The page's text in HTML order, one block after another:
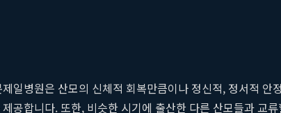
병원은 산모의 신체적 회복만큼이나 정신적, 정서적 안
공합니다. 또한, 비슷한 시기에 출산한 다른 산모들과 교